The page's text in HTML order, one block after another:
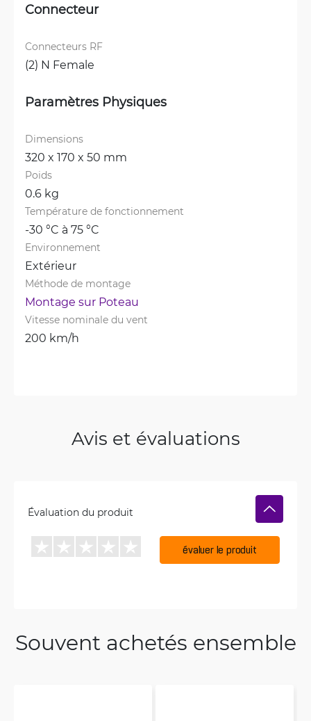
Connecteur
Connecteurs RF
(2) N Female
Paramètres Physiques
Dimensions
320 x 170 x 50 mm
Poids
0.6 kg
Température de fonctionnement
-30 °C à 75 °C
Environnement
Extérieur
Méthode de montage
Montage sur Poteau
Vitesse nominale du vent
200 km/h
Avis et évaluations
Évaluation du produit
évaluer le produit
Souvent achetés ensemble